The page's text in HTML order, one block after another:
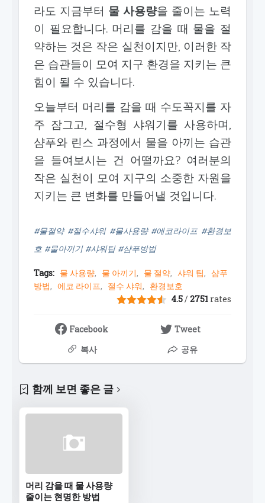
라도 지금부터 물 사용량을 줄이는 노력
이 필요합니다. 머리를 감을 때 물을 절
약하는 것은 작은 실천이지만, 이러한 작
은 습관들이 모여 지구 환경을 지키는 큰
힘이 될 수 있습니다.
오늘부터 머리를 감을 때 수도꼭지를 자
주 잠그고, 절수형 샤워기를 사용하며,
샴푸와 린스 과정에서 물을 아끼는 습관
을 들여보시는 건 어떨까요? 여러분의
작은 실천이 모여 지구의 소중한 자원을
지키는 큰 변화를 만들어낼 것입니다.
#물절약 #절수샤워 #물사용량 #에코라이프 #환경보
호 #물아끼기 #샤워팁 #샴푸방법
Tags: 물 사용량 물 아끼기 물 절약 샤워 팁
샴푸
방법
에코 라이프 절수 샤워
환경보호
4.5/2751 rates
Facebook
Tweet
복사
공유
함께 보면 좋은 글
머리 감을 때 물 사용량
줄이는 현명한 방법